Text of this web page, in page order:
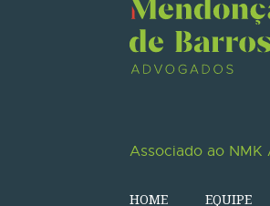
Associado ao NMK
HOME EQUIPE